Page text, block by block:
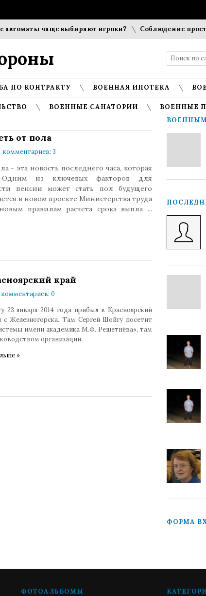
чаще выбирают игроки? Соблюдение
ПО КОНТРАКТУ ВОЕННАЯ ИПОТЕКА
ВОЕННЫЕ САНАТОРИИ
ВОЕННЫЕ
от пола
комментариев: 3
- эта новость последнего часа, которая
Одним из ключевых факторов для
пенсии может стать пол будущего
в новом проекте Министерства труда
правилам расчета срока выпла ...
край
комментариев: 0
января 2014 года прибыл в Красноярский
Железногорска. Там Сергей Шойгу посетит
имени академика М.Ф. Решетнёва», там
организации.
»
ФОРМА
ФОТОАЛЬБОМЫ